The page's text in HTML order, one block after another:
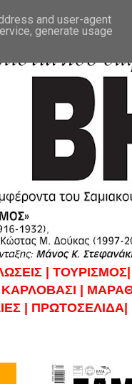
| ΤΟΥΡΙΣΜΟΣ|
ΚΑΡΛΟΒΑΣΙ |
| ΠΡΩΤΟΣΕΛΙΔΑ|
and user-agent
generate usage